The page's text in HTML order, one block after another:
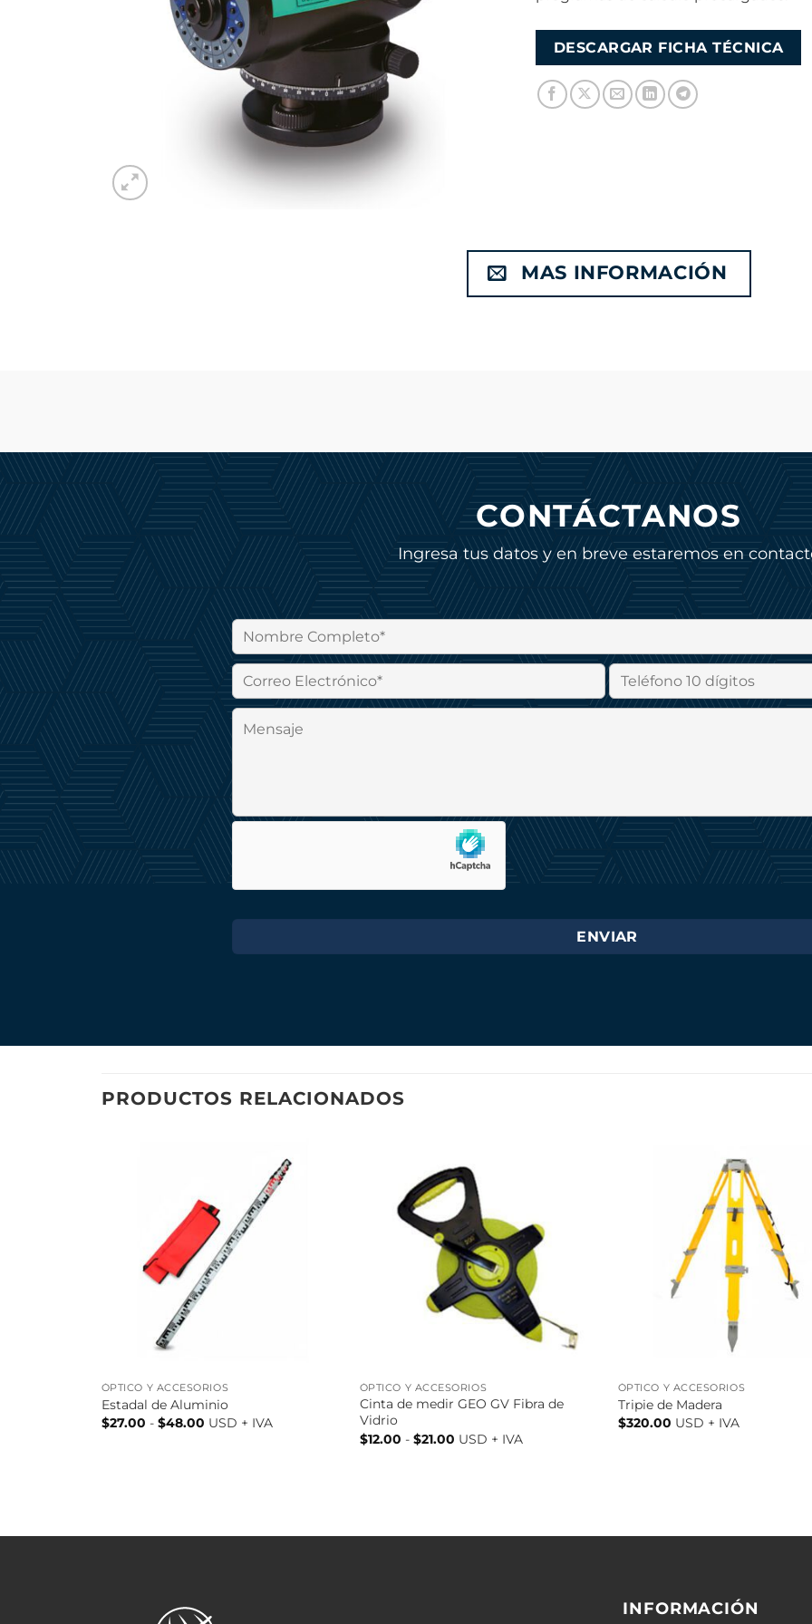
DESCARGAR FICHA TÉCNICA
MAS INFORMACIÓN
CONTÁCTANOS
Ingresa tus datos y en breve estaremos en
PRODUCTOS RELACIONADOS
ÓPTICO Y ACCESORIOS
Estadal de Aluminio
$27.00 - $48.00Rango
USD + IVA
ÓPTICO Y ACCESORIOS
Cinta de medir GEO GV Fibra de
Vidrio
$12.00 - $21.00Rango
USD + IVA
ÓPTICO Y ACCESORIOS
Tripie de Madera
$320.00 USD + IVA
INFORMACIÓN